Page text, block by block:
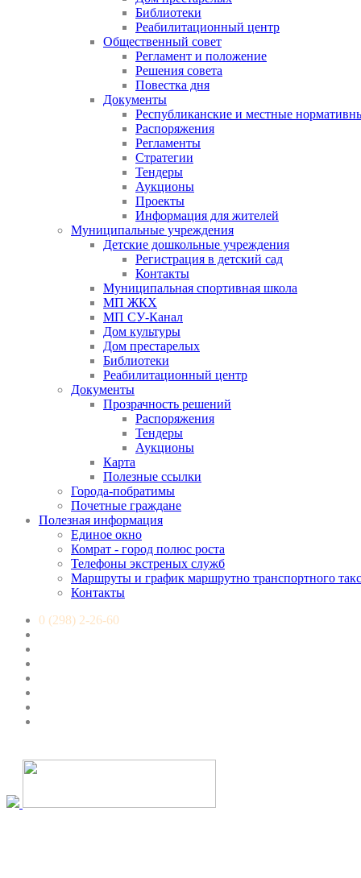
Библиотеки
Реабилитационный центр
Общественный совет
Регламент и положение
Решения совета
Повестка дня
Документы
Республиканские и местные
Распоряжения
Регламенты
Стратегии
Тендеры
Аукционы
Проекты
Информация для жителей
Муниципальные учреждения
Детские дошкольные учреждения
Регистрация в детский сад
Контакты
Муниципальная спортивная школа
МП ЖКХ
МП СУ-Канал
Дом культуры
Дом престарелых
Библиотеки
Реабилитационный центр
Документы
Прозрачность решений
Распоряжения
Тендеры
Аукционы
Карта
Полезные ссылки
Города-побратимы
Почетные граждане
Полезная информация
Единое окно
Комрат - город полюс роста
Телефоны экстреных служб
Маршруты и график маршрутно транспортного
Контакты
0 (298) 2-26-60